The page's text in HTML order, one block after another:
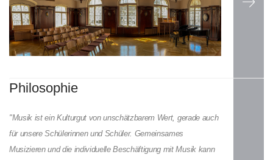
Philosophie
"Musik ist ein Kulturgut von unschätzbarem Wert, gerade auch
für unsere Schülerinnen und Schüler. Gemeinsames
Musizieren und die individuelle Beschäftigung mit Musik kann